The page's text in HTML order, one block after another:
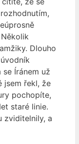
Dlouho
Íránem už
jsem řekl, že
pochopíte,
staré linie.
zviditelnily, a